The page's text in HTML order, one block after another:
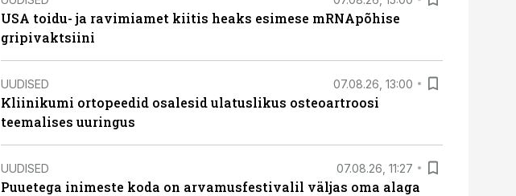
USA toidu- ja ravimiamet kiitis heaks esimese mRNApõhise
gripivaktsiini
UUDISED 07.08.26, 13:00
Kliinikumi ortopeedid osalesid ulatuslikus osteoartroosi
teemalises uuringus
UUDISED 07.08.26, 11:27
Puuetega inimeste koda on arvamusfestivalil väljas oma alaga